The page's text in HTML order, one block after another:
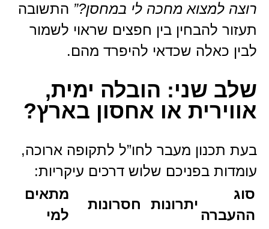
רוצה למצוא מחכה לי במחסן?” התשובה
תעזור להבחין בין חפצים שראוי לשמור
לבין כאלה שכדאי להיפרד מהם.
שלב שני: הובלה ימית,
אווירית או אחסון בארץ?
בעת תכנון מעבר לחו”ל לתקופה ארוכה,
עומדות בפניכם שלוש דרכים עיקריות:
סוג
ההעברה
יתרונות חסרונות
מתאים
למי